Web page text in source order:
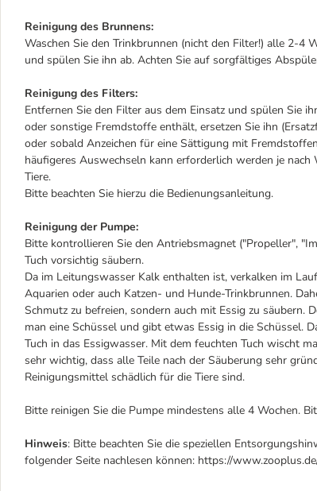
Reinigung des Brunnens:
Waschen Sie den Trinkbrunnen (nicht den Filter!) alle 2-4
und spülen Sie ihn ab. Achten Sie auf sorgfältiges
Reinigung des Filters:
Entfernen Sie den Filter aus dem Einsatz und spülen Sie
oder sonstige Fremdstoffe enthält, ersetzen Sie ihn
oder sobald Anzeichen für eine Sättigung mit
häufigeres Auswechseln kann erforderlich werden je
Tiere.
Bitte beachten Sie hierzu die Bedienungsanleitung.
Reinigung der Pumpe:
Bitte kontrollieren Sie den Antriebsmagnet ("Propeller",
Tuch vorsichtig säubern.
Da im Leitungswasser Kalk enthalten ist, verkalken im
Aquarien oder auch Katzen- und Hunde-Trinkbrunnen.
Schmutz zu befreien, sondern auch mit Essig zu
man eine Schüssel und gibt etwas Essig in die Schüssel.
Tuch in das Essigwasser. Mit dem feuchten Tuch wischt
sehr wichtig, dass alle Teile nach der Säuberung sehr
Reinigungsmittel schädlich für die Tiere sind.
Bitte reinigen Sie die Pumpe mindestens alle 4 Wochen.
Hinweis: Bitte beachten Sie die speziellen
folgender Seite nachlesen können: https://